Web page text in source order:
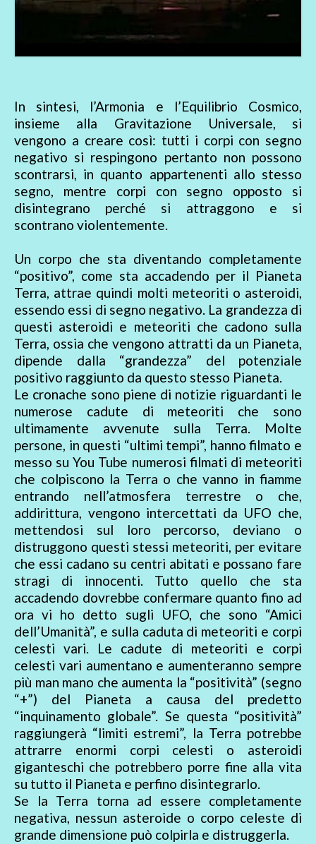
In sintesi, l’Armonia e l’Equilibrio Cosmico,
insieme alla Gravitazione Universale, si
vengono a creare così: tutti i corpi con segno
negativo si respingono pertanto non possono
scontrarsi, in quanto appartenenti allo stesso
segno, mentre corpi con segno opposto si
disintegrano perché si attraggono e si
scontrano violentemente.
Un corpo che sta diventando completamente
“positivo”, come sta accadendo per il Pianeta
Terra, attrae quindi molti meteoriti o asteroidi,
essendo essi di segno negativo. La grandezza di
questi asteroidi e meteoriti che cadono sulla
Terra, ossia che vengono attratti da un Pianeta,
dipende dalla “grandezza” del potenziale
positivo raggiunto da questo stesso Pianeta.
Le cronache sono piene di notizie riguardanti le
numerose cadute di meteoriti che sono
ultimamente avvenute sulla Terra. Molte
persone, in questi “ultimi tempi”, hanno filmato e
messo su You Tube numerosi filmati di meteoriti
che colpiscono la Terra o che vanno in fiamme
entrando nell’atmosfera terrestre o che,
addirittura, vengono intercettati da UFO che,
mettendosi sul loro percorso, deviano o
distruggono questi stessi meteoriti, per evitare
che essi cadano su centri abitati e possano fare
stragi di innocenti. Tutto quello che sta
accadendo dovrebbe confermare quanto fino ad
ora vi ho detto sugli UFO, che sono “Amici
dell’Umanità”, e sulla caduta di meteoriti e corpi
celesti vari. Le cadute di meteoriti e corpi
celesti vari aumentano e aumenteranno sempre
più man mano che aumenta la “positività” (segno
“+”) del Pianeta a causa del predetto
“inquinamento globale”. Se questa “positività”
raggiungerà “limiti estremi”, la Terra potrebbe
attrarre enormi corpi celesti o asteroidi
giganteschi che potrebbero porre fine alla vita
su tutto il Pianeta e perfino disintegrarlo.
Se la Terra torna ad essere completamente
negativa, nessun asteroide o corpo celeste di
grande dimensione può colpirla e distruggerla.